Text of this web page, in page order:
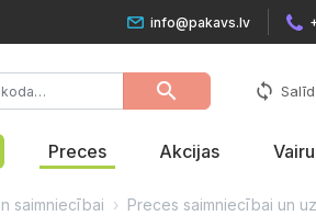
info@pakavs.lv
search sync
Preces Akcijas
saimniecībai Preces saimniecībai un